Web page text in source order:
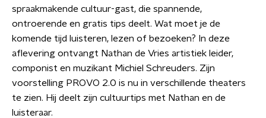
spraakmakende cultuur-gast, die spannende,
ontroerende en gratis tips deelt. Wat moet je de
komende tijd luisteren, lezen of bezoeken? In deze
aflevering ontvangt Nathan de Vries artistiek leider,
componist en muzikant Michiel Schreuders. Zijn
voorstelling PROVO 2.0 is nu in verschillende theaters
te zien. Hij deelt zijn cultuurtips met Nathan en de
luisteraar.